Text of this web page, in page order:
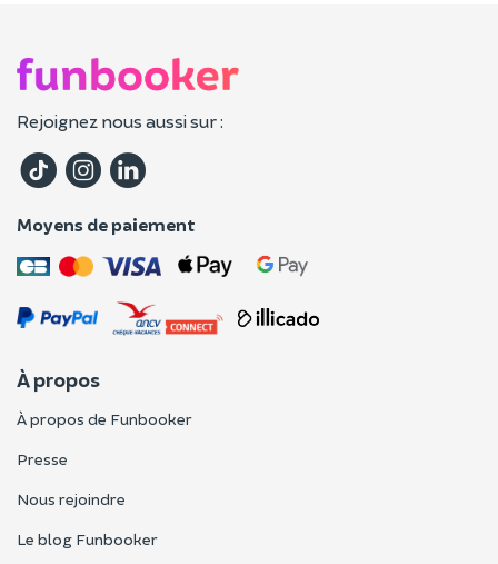
Rejoignez nous aussi sur :
Moyens de paiement
À propos
À propos de Funbooker
Presse
Nous rejoindre
Le blog Funbooker